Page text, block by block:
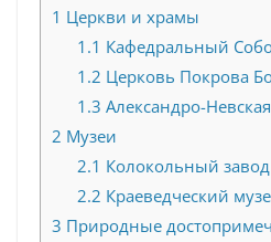
1 Церкви и храмы
1.1 Кафедральный
1.2 Церковь Покрова
1.3 Александро-
2 Музеи
2.1 Колокольный
2.2 Краеведческий
3 Природные